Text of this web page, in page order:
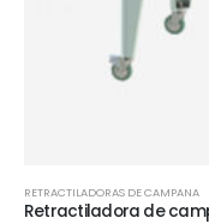
RETRACTILADORAS DE CAMPANA
Retractiladora de